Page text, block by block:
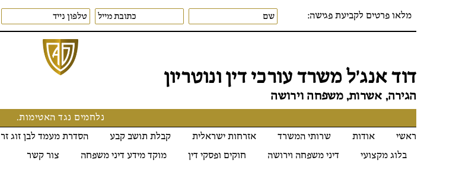
מלאו פרטים לקביעת פגישה:
דוד אנג׳ל משרד עורכי דין ונוטריון
הגירה, אשרות, משפחה וירושה
נלחמים נגד האטימות.
ראשי
אודות שרותי המשרד אזרחות ישראלית קבלת תושב קבע הסדרת מעמד לבן זוג זר
בלוג מקצועי
דיני משפחה וירושה חוקים ופסקי דין מוקד מידע דיני משפחה צור קשר